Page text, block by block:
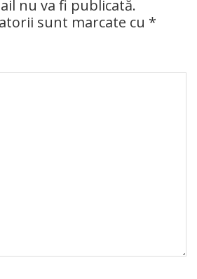
nu va fi publicată.
sunt marcate cu *